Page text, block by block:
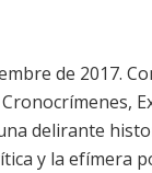
de 2017.
,
delirante
y la efímera